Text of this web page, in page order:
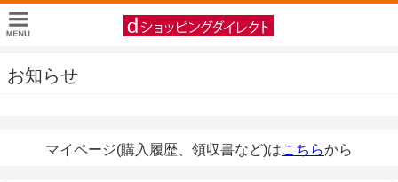
お知らせ
マイページ(購入履歴、領収書など)はこちらから